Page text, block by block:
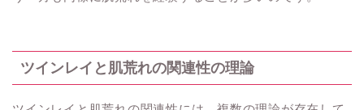
ツインレイと肌荒れの関連性の理論